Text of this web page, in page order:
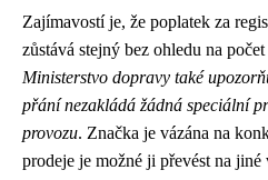
Zajímavostí je, že poplatek za
zůstává stejný bez ohledu na
Ministerstvo dopravy také
přání nezakládá žádná speciální
provozu. Značka je vázána na
prodeje je možné ji převést na jiné